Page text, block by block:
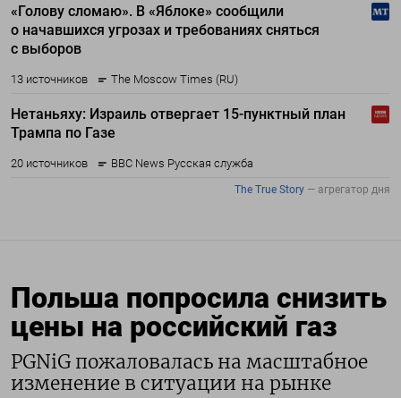
Польша попросила снизить
цены на российский газ
PGNiG пожаловалась на масштабное
изменение в ситуации на рынке